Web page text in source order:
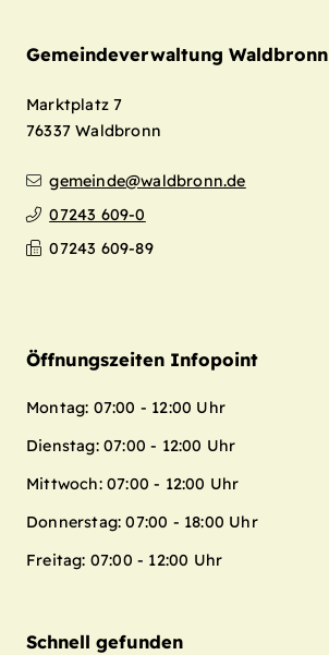
Gemeindeverwaltung Waldbronn
Marktplatz 7
76337 Waldbronn
gemeinde@waldbronn.de
07243 609-0
07243 609-89
Öffnungszeiten Infopoint
Montag: 07:00 - 12:00 Uhr
Dienstag: 07:00 - 12:00 Uhr
Mittwoch: 07:00 - 12:00 Uhr
Donnerstag: 07:00 - 18:00 Uhr
Freitag: 07:00 - 12:00 Uhr
Schnell gefunden